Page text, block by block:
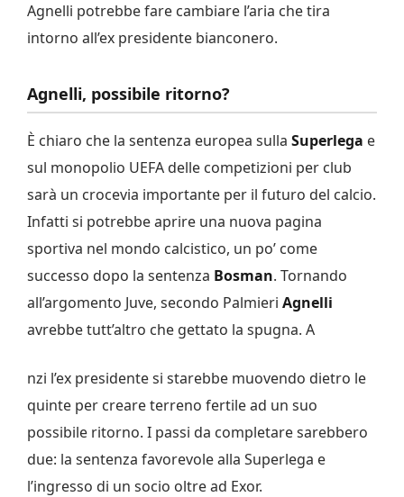
Agnelli potrebbe fare cambiare l’aria che tira
intorno all’ex presidente bianconero.
Agnelli, possibile ritorno?
È chiaro che la sentenza europea sulla Superlega e
sul monopolio UEFA delle competizioni per club
sarà un crocevia importante per il futuro del calcio.
Infatti si potrebbe aprire una nuova pagina
sportiva nel mondo calcistico, un po’ come
successo dopo la sentenza Bosman. Tornando
all’argomento Juve, secondo Palmieri Agnelli
avrebbe tutt’altro che gettato la spugna. A
nzi l’ex presidente si starebbe muovendo dietro le
quinte per creare terreno fertile ad un suo
possibile ritorno. I passi da completare sarebbero
due: la sentenza favorevole alla Superlega e
l’ingresso di un socio oltre ad Exor.